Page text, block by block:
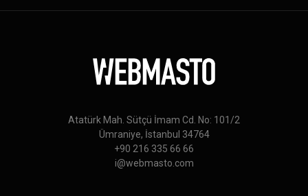
Atatürk Mah. Sütçü İmam Cd. No: 101/2
Ümraniye, İstanbul 34764
+90 216 335 66 66
i@webmasto.com